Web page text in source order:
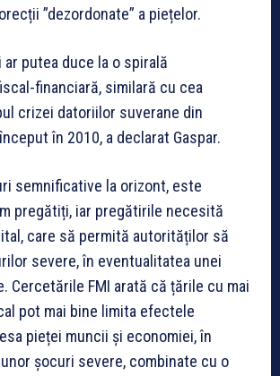
”dezordonate” a piețelor.
putea duce la o spirală
financiară, similară cu cea
crizei datoriilor suverane din
în 2010, a declarat Gaspar.
semnificative la orizont, este
pregătiți, iar pregătirile necesită
care să permită autorităților să
severe, în eventualitatea unei
Cercetările FMI arată că țările cu mai
pot mai bine limita efectele
pieței muncii și economiei, în
șocuri severe, combinate cu o